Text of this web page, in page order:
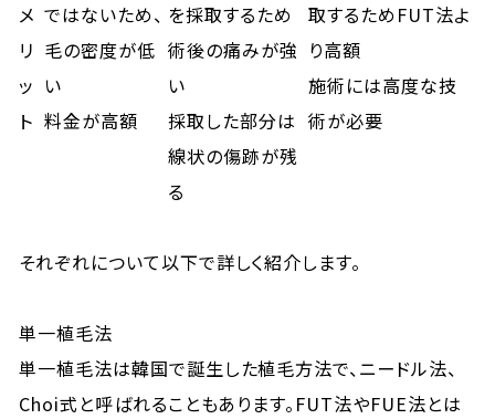
メ
リ
ッ
ト
ではないため、
毛の密度が低
い
料金が高額
を採取するため
術後の痛みが強
い
採取した部分は
線状の傷跡が残
る
取するためFUT法よ
り高額
施術には高度な技
術が必要
それぞれについて以下で詳しく紹介します。
単一植毛法
単一植毛法は韓国で誕生した植毛方法で、ニードル法、
Choi式と呼ばれることもあります。FUT法やFUE法とは